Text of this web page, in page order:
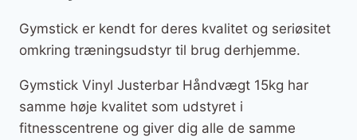
Gymstick er kendt for deres kvalitet og seriøsitet
omkring træningsudstyr til brug derhjemme.
Gymstick Vinyl Justerbar Håndvægt 15kg har
samme høje kvalitet som udstyret i
fitnesscentrene og giver dig alle de samme